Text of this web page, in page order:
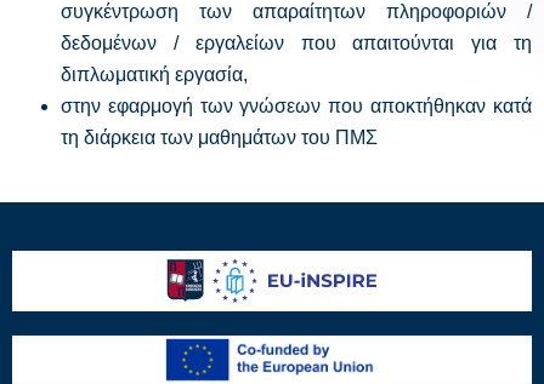
συγκέντρωση των απαραίτητων πληροφοριών /
δεδομένων / εργαλείων που απαιτούνται για τη
διπλωματική εργασία,
στην εφαρμογή των γνώσεων που αποκτήθηκαν κατά
τη διάρκεια των μαθημάτων του ΠΜΣ